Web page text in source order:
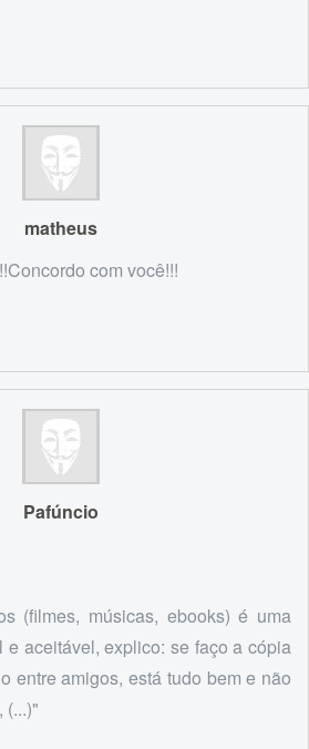
matheus
com você!!!
Pafúncio
(filmes, músicas, ebooks) é uma
e aceitável, explico: se faço a cópia
entre amigos, está tudo bem e não
(...)"